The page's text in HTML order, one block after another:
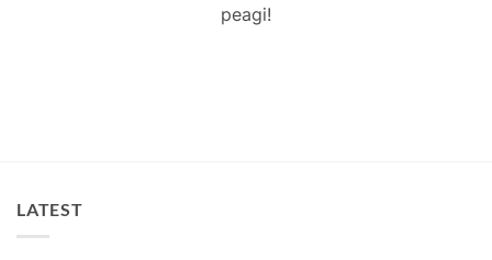
peagi!
LATEST